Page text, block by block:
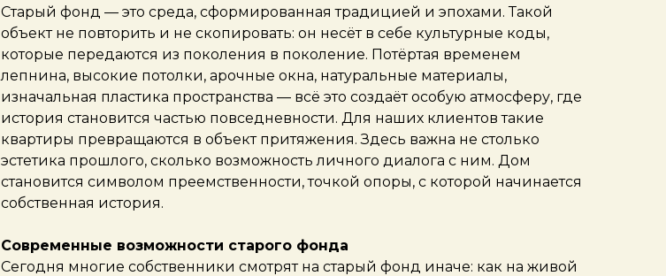
Старый фонд — это среда, сформированная традицией и эпохами. Такой
объект не повторить и не скопировать: он несёт в себе культурные коды,
которые передаются из поколения в поколение. Потёртая временем
лепнина, высокие потолки, арочные окна, натуральные материалы,
изначальная пластика пространства — всё это создаёт особую атмосферу, где
история становится частью повседневности. Для наших клиентов такие
квартиры превращаются в объект притяжения. Здесь важна не столько
эстетика прошлого, сколько возможность личного диалога с ним. Дом
становится символом преемственности, точкой опоры, с которой начинается
собственная история.
Современные возможности старого фонда
Сегодня многие собственники смотрят на старый фонд иначе: как на живой